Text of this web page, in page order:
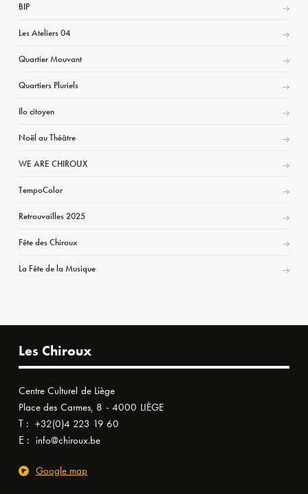
BIP
Les Ateliers 04
Quartier Mouvant
Quartiers Pluriels
Ilo citoyen
Noël au Théâtre
WE ARE CHIROUX
TempoColor
Retrouvailles 2025
Fête des Chiroux
La Fête de la Musique
Les Chiroux
Centre Culturel de Liège
Place des Carmes, 8 - 4000 LIÈGE
T : +32(0)4 223 19 60
E : info@chiroux.be
Google map